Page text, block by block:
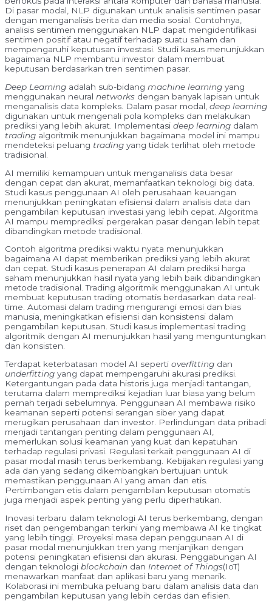
Di pasar modal, NLP digunakan untuk analisis sentimen pasar
dengan menganalisis berita dan media sosial. Contohnya,
analisis sentimen menggunakan NLP dapat mengidentifikasi
sentimen positif atau negatif terhadap suatu saham dan
mempengaruhi keputusan investasi. Studi kasus menunjukkan
bagaimana NLP membantu investor dalam membuat
keputusan berdasarkan tren sentimen pasar.
Deep Learning adalah sub-bidang machine learning yang
menggunakan neural networks dengan banyak lapisan untuk
menganalisis data kompleks. Dalam pasar modal, deep learning
digunakan untuk mengenali pola kompleks dan melakukan
prediksi yang lebih akurat. Implementasi deep learning dalam
trading algoritmik menunjukkan bagaimana model ini mampu
mendeteksi peluang trading yang tidak terlihat oleh metode
tradisional.
AI memiliki kemampuan untuk menganalisis data besar
dengan cepat dan akurat, memanfaatkan teknologi big data.
Studi kasus penggunaan AI oleh perusahaan keuangan
menunjukkan peningkatan efisiensi dalam analisis data dan
pengambilan keputusan investasi yang lebih cepat. Algoritma
AI mampu memprediksi pergerakan pasar dengan lebih tepat
dibandingkan metode tradisional.
Contoh algoritma prediksi waktu nyata menunjukkan
bagaimana AI dapat memberikan prediksi yang lebih akurat
dan cepat. Studi kasus penerapan AI dalam prediksi harga
saham menunjukkan hasil nyata yang lebih baik dibandingkan
metode tradisional. Trading algoritmik menggunakan AI untuk
membuat keputusan trading otomatis berdasarkan data real-
time. Automasi dalam trading mengurangi emosi dan bias
manusia, meningkatkan efisiensi dan konsistensi dalam
pengambilan keputusan. Studi kasus implementasi trading
algoritmik dengan AI menunjukkan hasil yang menguntungkan
dan konsisten.
Terdapat keterbatasan model AI seperti overfitting dan
underfitting yang dapat mempengaruhi akurasi prediksi.
Ketergantungan pada data historis juga menjadi tantangan,
terutama dalam memprediksi kejadian luar biasa yang belum
pernah terjadi sebelumnya. Penggunaan AI membawa risiko
keamanan seperti potensi serangan siber yang dapat
merugikan perusahaan dan investor. Perlindungan data pribadi
menjadi tantangan penting dalam penggunaan AI,
memerlukan solusi keamanan yang kuat dan kepatuhan
terhadap regulasi privasi. Regulasi terkait penggunaan AI di
pasar modal masih terus berkembang. Kebijakan regulasi yang
ada dan yang sedang dikembangkan bertujuan untuk
memastikan penggunaan AI yang aman dan etis.
Pertimbangan etis dalam pengambilan keputusan otomatis
juga menjadi aspek penting yang perlu diperhatikan.
Inovasi terbaru dalam teknologi AI terus berkembang, dengan
riset dan pengembangan terkini yang membawa AI ke tingkat
yang lebih tinggi. Proyeksi masa depan penggunaan AI di
pasar modal menunjukkan tren yang menjanjikan dengan
potensi peningkatan efisiensi dan akurasi. Penggabungan AI
dengan teknologi blockchain dan Internet of Things(IoT)
menawarkan manfaat dan aplikasi baru yang menarik.
Kolaborasi ini membuka peluang baru dalam analisis data dan
pengambilan keputusan yang lebih cerdas dan efisien.